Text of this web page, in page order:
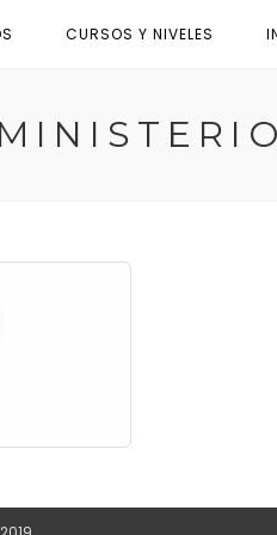
CURSOS Y NIVELES